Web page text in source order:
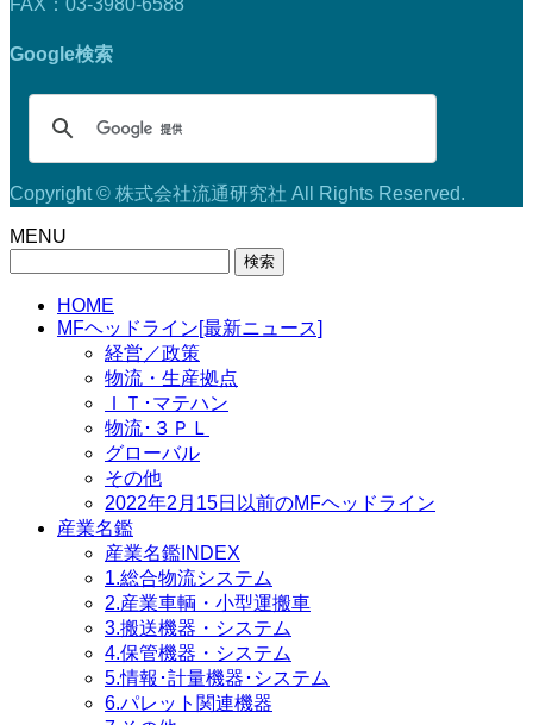
FAX：03-3980-6588
Google検索
Copyright © 株式会社流通研究社 All Rights Reserved.
MENU
HOME
MFヘッドライン[最新ニュース]
経営／政策
物流・生産拠点
ＩＴ･マテハン
物流･３ＰＬ
グローバル
その他
2022年2月15日以前のMFヘッドライン
産業名鑑
産業名鑑INDEX
1.総合物流システム
2.産業車輌・小型運搬車
3.搬送機器・システム
4.保管機器・システム
5.情報･計量機器･システム
6.パレット関連機器